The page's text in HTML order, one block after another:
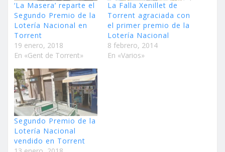
‘La Masera’ reparte el
Segundo Premio de la
Lotería Nacional en
Torrent
19 enero, 2018
En «Gent de Torrent»
La Falla Xenillet de
Torrent agraciada con
el primer premio de la
Lotería Nacional
8 febrero, 2014
En «Varios»
Segundo Premio de la
Lotería Nacional
vendido en Torrent